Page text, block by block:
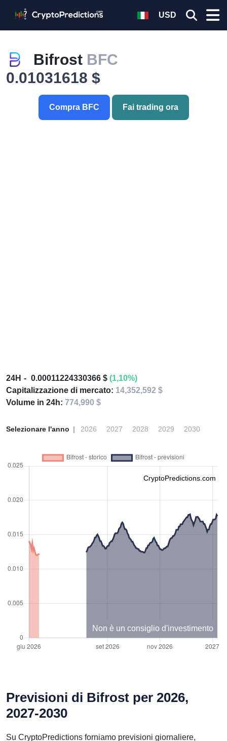
USD
Bifrost BFC
0.01031618 $
Compra BFC Fai trading ora
24H 0.00011224330366 $ (1,10%)
Capitalizzazione di mercato: 14,352,592 $
Volume in 24h: 774,990 $
Selezionare l'anno 2026 2027 2028 2029 2030
CryptoPredictions.com
Non è un consiglio d'investimento
Previsioni di Bifrost per 2026,
2027-2030
Su CryptoPredictions forniamo previsioni giornaliere,